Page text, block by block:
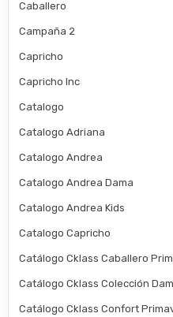
Caballero
Campaña 2
Capricho
Capricho Inc
Catalogo
Catalogo Adriana
Catalogo Andrea
Catalogo Andrea Dama
Catalogo Andrea Kids
Catalogo Capricho
Catálogo Cklass Caballero
Catálogo Cklass Colección
Catálogo Cklass Confort